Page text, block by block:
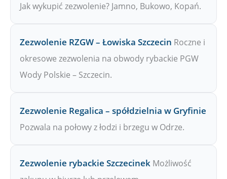
Jak wykupić zezwolenie? Jamno, Bukowo, Kopań.
Zezwolenie RZGW – Łowiska Szczecin Roczne i
okresowe zezwolenia na obwody rybackie PGW
Wody Polskie – Szczecin.
Zezwolenie Regalica – spółdzielnia w Gryfinie
Pozwala na połowy z łodzi i brzegu w Odrze.
Zezwolenie rybackie Szczecinek Możliwość